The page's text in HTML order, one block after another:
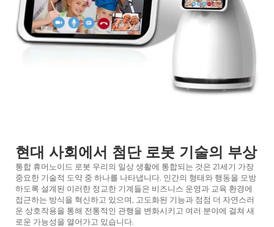
현대 사회에서 첨단 로봇 기술의 부상
통합 휴머노이드 로봇 우리의 일상 생활에 통합되는 것은 21세기 가장
중요한 기술적 도약 중 하나를 나타냅니다. 인간의 형태와 행동을 모방
하도록 설계된 이러한 정교한 기계들은 비즈니스 운영과 교육 환경에
접근하는 방식을 혁신하고 있으며, 고도화된 기능과 점점 더 자연스러
운 상호작용을 통해 전통적인 관행을 변화시키고 여러 분야에 걸쳐 새
로운 가능성을 열어가고 있습니다.